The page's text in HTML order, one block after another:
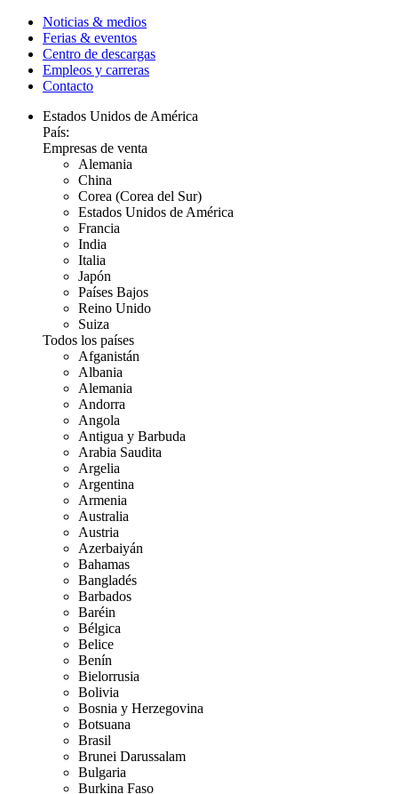
Noticias & medios
Ferias & eventos
Centro de descargas
Empleos y carreras
Contacto
Estados Unidos de América
País:
Empresas de venta
Alemania
China
Corea (Corea del Sur)
Estados Unidos de América
Francia
India
Italia
Japón
Países Bajos
Reino Unido
Suiza
Todos los países
Afganistán
Albania
Alemania
Andorra
Angola
Antigua y Barbuda
Arabia Saudita
Argelia
Argentina
Armenia
Australia
Austria
Azerbaiyán
Bahamas
Bangladés
Barbados
Baréin
Bélgica
Belice
Benín
Bielorrusia
Bolivia
Bosnia y Herzegovina
Botsuana
Brasil
Brunei Darussalam
Bulgaria
Burkina Faso